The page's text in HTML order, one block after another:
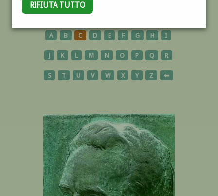
RIFIUTA TUTTO
AUTORI
A B C D E F G H I
J K L M N O P Q R
S T U V W X Y Z ⬅